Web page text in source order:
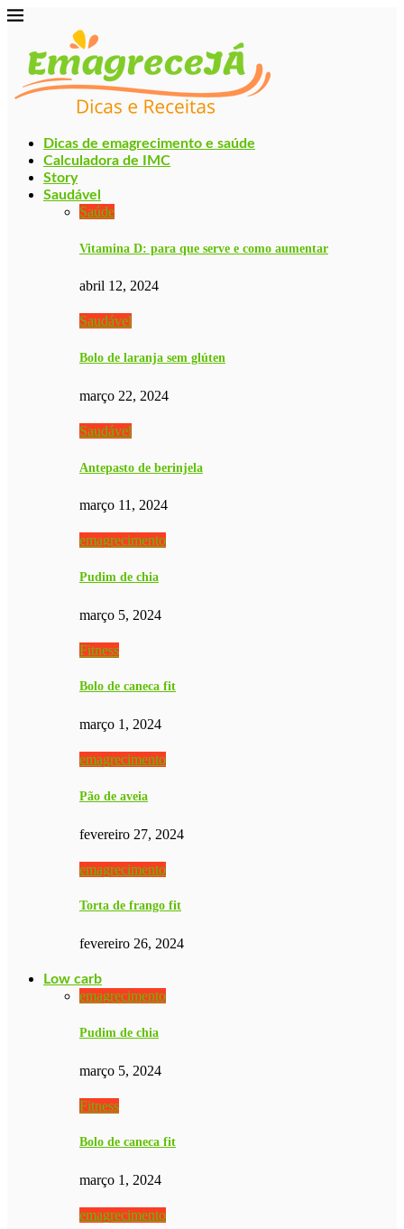
Dicas de emagrecimento e saúde
Calculadora de IMC
Story
Saudável
Saúde
Vitamina D: para que serve e como aumentar
abril 12, 2024
Saudável
Bolo de laranja sem glúten
março 22, 2024
Saudável
Antepasto de berinjela
março 11, 2024
emagrecimento
Pudim de chia
março 5, 2024
Fitness
Bolo de caneca fit
março 1, 2024
emagrecimento
Pão de aveia
fevereiro 27, 2024
emagrecimento
Torta de frango fit
fevereiro 26, 2024
Low carb
emagrecimento
Pudim de chia
março 5, 2024
Fitness
Bolo de caneca fit
março 1, 2024
emagrecimento